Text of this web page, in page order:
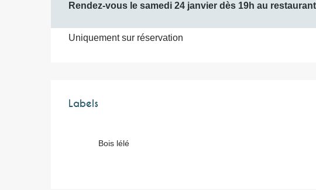
Rendez-vous le samedi 24 janvier dès 19h au
Uniquement sur réservation
Offres de prestations
Labels
Labels
Bois lélé